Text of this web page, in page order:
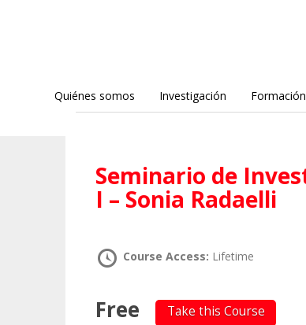
Quiénes somos Investigación Formación
Seminario de Investigación en Teoría Crítica
I – Sonia Radaelli
Course Access: Lifetime
Free Take this Course